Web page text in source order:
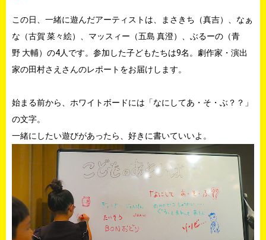
この日、一緒に遊んだアーティストは、まさきち（真吉）、なぁ
な（古賀 菜々絵）、マッスィー（五島 真澄）、ぶるーの（青
野 大輔）の4人です。参加した子どもたちは9名。劇作家・演出
家の田村さえさんのレポートをお届けします。
始まる前から、ホワイトボードには「なにしてあ・そ・ぶ？？」
の文字。
一緒にしたい遊びがあったら、好きに書いていいよ。